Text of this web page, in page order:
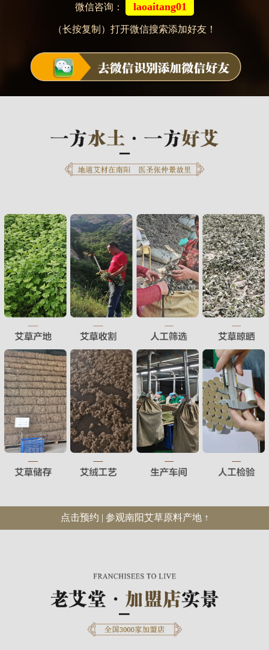
微信咨询： laoaitang01
（长按复制）打开微信搜索添加好友！
点击预约 | 参观南阳艾草原料产地 ↑